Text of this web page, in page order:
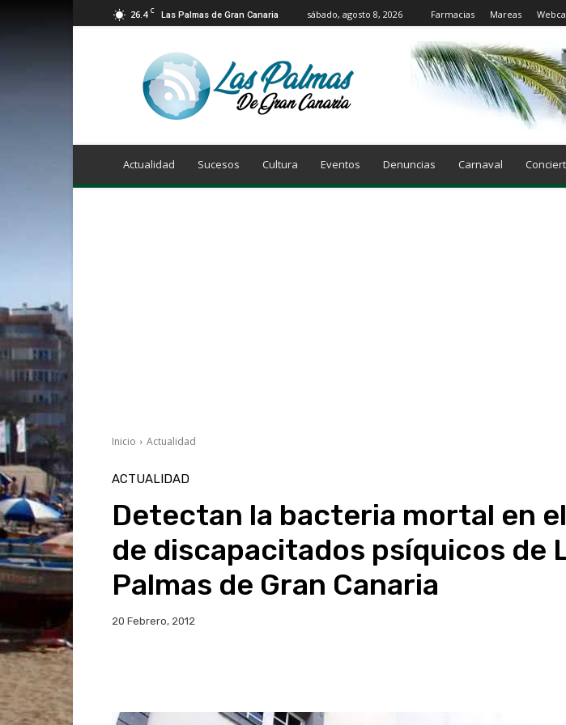
26.4 C Las Palmas de Gran Canaria sábado, agosto 8, 2026 Farmacias Mareas
Las
Palmas
de
Canaria
Actualidad Sucesos Cultura Eventos Denuncias Carnaval
Inicio Actualidad
ACTUALIDAD
Detectan la bacteria mortal en
de discapacitados psíquicos de
Palmas de Gran Canaria
20 Febrero, 2012